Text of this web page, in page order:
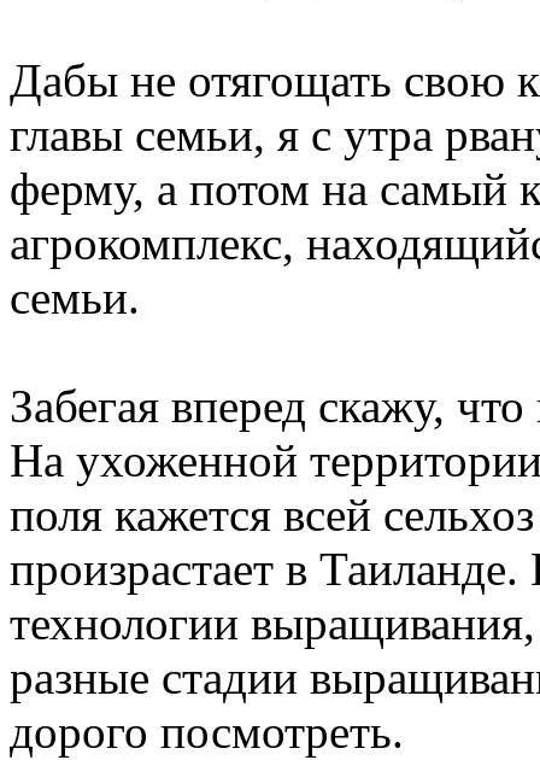
Дабы не отягощать свою
главы семьи, я с утра
ферму, а потом на самый
агрокомплекс,
семьи.
Забегая вперед скажу,
На ухоженной
поля кажется всей
произрастает в
технологии
разные стадии
дорого посмотреть.